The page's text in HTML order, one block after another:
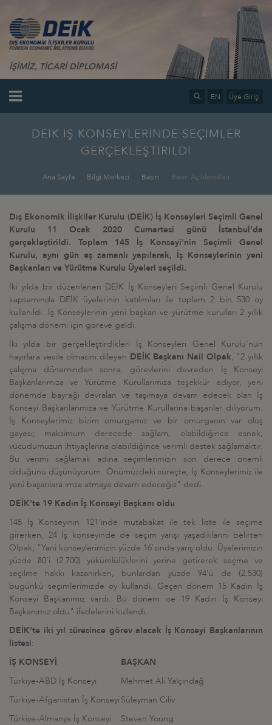
İŞİMİZ, TİCARİ DİPLOMASİ
EN Üye Girişi
DEİK İŞ KONSEYLERİNDE SEÇİMLER
GERÇEKLEŞTİRİLDİ
Ana Sayfa Bilgi Merkezi Basın Basın Açıklamaları
Dış Ekonomik İlişkiler Kurulu (DEİK) İş Konseyleri Seçimli Genel
Kurulu 11 Ocak 2020 Cumartesi günü İstanbul'da
gerçekleştirildi. Toplam 145 İş Konseyi'nin Seçimli Genel
Kurulu, aynı gün eş zamanlı yapılarak, İş Konseylerinin yeni
Başkanları ve Yürütme Kurulu Üyeleri seçildi.
İki yılda bir düzenlenen DEİK İş Konseyleri Seçimli Genel Kurulu
kapsamında DEİK üyelerinin katılımları ile toplam 2 bin 530 oy
kullanıldı. İş Konseylerinin yeni başkan ve yürütme kurulları 2 yıllık
çalışma dönemi için göreve geldi.
İki yılda bir gerçekleştirdikleri İş Konseyleri Genel Kurulu'nun
hayırlara vesile olmasını dileyen DEİK Başkanı Nail Olpak, "2 yıllık
çalışma döneminden sonra, görevlerini devreden İş Konseyi
Başkanlarımıza ve Yürütme Kurullarımıza teşekkür ediyor, yeni
dönemde bayrağı devralan ve taşımaya devam edecek olan İş
Konseyi Başkanlarımıza ve Yürütme Kurullarına başarılar diliyorum.
İş Konseylerimiz bizim omurgamız ve bir omurganın var oluş
gayesi; maksimum derecede sağlam, olabildiğince esnek,
vücudumuzun ihtiyaçlarına olabildiğince verimli destek sağlamaktır.
Bu verimi sağlamak adına seçimlerimizin son derece önemli
olduğunu düşünüyorum. Önümüzdeki süreçte, İş Konseylerimiz ile
yeni başarılara imza atmaya devam edeceğiz" dedi.
DEİK'te 19 Kadın İş Konseyi Başkanı oldu
145 İş Konseyinin 121'inde mutabakat ile tek liste ile seçime
girerken, 24 İş konseyinde de seçim yarışı yaşadıklarını belirten
Olpak, "Yani konseylerimizin yüzde 16'sında yarış oldu. Üyelerimizin
yüzde 80'i (2.700) yükümlülüklerini yerine getirerek seçme ve
seçilme hakkı kazanırken, bunlardan yüzde 94'ü de (2.530)
bugünkü seçimlerimizde oy kullandı. Geçen dönem 15 Kadın İş
Konseyi Başkanımız vardı. Bu dönem ise 19 Kadın İş Konseyi
Başkanımız oldu" ifadelerini kullandı.
DEİK'te iki yıl süresince görev alacak İş Konseyi Başkanlarının
listesi:
İŞ KONSEYİ
BAŞKAN
Türkiye-ABD İş Konseyi
Mehmet Ali Yalçındağ
Türkiye-Afganistan İş Konseyi Süleyman Ciliv
Türkiye-Almanya İş Konseyi
Steven Young